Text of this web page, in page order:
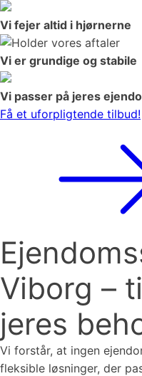
Vi fejer altid i hjørnerne
Vi er grundige og stabile
Vi passer på jeres
Få et uforpligtende tilbud!
Viborg –
jeres
Vi forstår, at ingen
fleksible løsninger, der